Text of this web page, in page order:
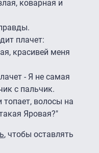
коварная и
плачет:
красивей меня
- Я не самая
с пальчик.
волосы на
Яровая?"
, чтобы оставлять